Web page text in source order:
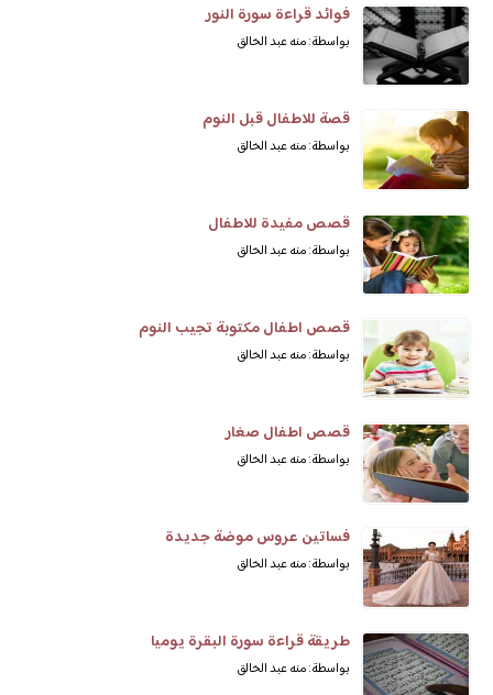
فوائد قراءة سورة النور
بواسطة: منه عبد الخالق
قصة للاطفال قبل النوم
بواسطة: منه عبد الخالق
قصص مفيدة للاطفال
بواسطة: منه عبد الخالق
قصص اطفال مكتوبة تجيب النوم
بواسطة: منه عبد الخالق
قصص اطفال صغار
بواسطة: منه عبد الخالق
فساتين عروس موضة جديدة
بواسطة: منه عبد الخالق
طريقة قراءة سورة البقرة يوميا
بواسطة: منه عبد الخالق